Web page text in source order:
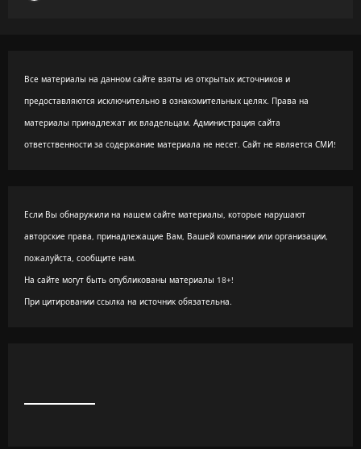
Все материалы на данном сайте взяты из открытых источников и
предоставляются исключительно в ознакомительных целях. Права на
материалы принадлежат их владельцам. Администрация сайта
ответственности за содержание материала не несет. Сайт не является СМИ!
Если Вы обнаружили на нашем сайте материалы, которые нарушают
авторские права, принадлежащие Вам, Вашей компании или организации,
пожалуйста, сообщите нам.
На сайте могут быть опубликованы материалы 18+!
При цитировании ссылка на источник обязательна.